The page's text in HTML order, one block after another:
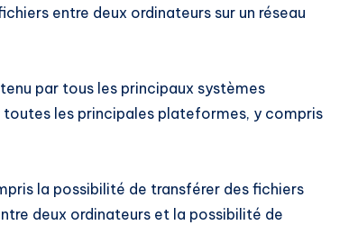
entre deux ordinateurs sur un réseau
par tous les principaux systèmes
les principales plateformes, y compris
la possibilité de transférer des fichiers
deux ordinateurs et la possibilité de